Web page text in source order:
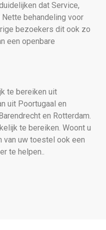
dat Service,
behandeling voor
bezoekers dit ook zo
een openbare
te bereiken uit
uit Poortugaal en
en Rotterdam.
te bereiken. Woont u
van uw toestel ook een
te helpen..